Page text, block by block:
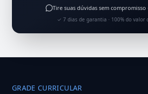
Tire suas dúvidas sem compromisso ·
✓ 7 dias de garantia · 100% do valor
GRADE CURRICULAR